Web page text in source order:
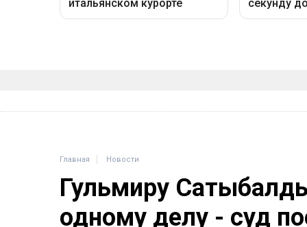
Главная Новости
Гульмиру
одному делу - суд